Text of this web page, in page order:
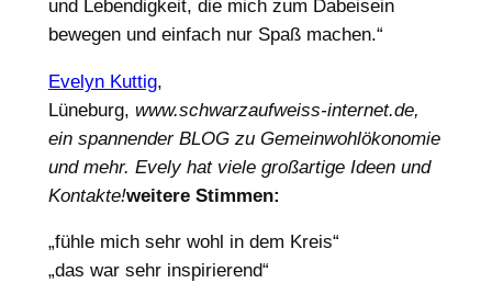
und Lebendigkeit, die mich zum Dabeisein
bewegen und einfach nur Spaß machen.“
Evelyn Kuttig,
Lüneburg, www.schwarzaufweiss-internet.de,
ein spannender BLOG zu Gemeinwohlökonomie
und mehr. Evely hat viele großartige Ideen und
Kontakte!weitere Stimmen:
„fühle mich sehr wohl in dem Kreis“
„das war sehr inspirierend“